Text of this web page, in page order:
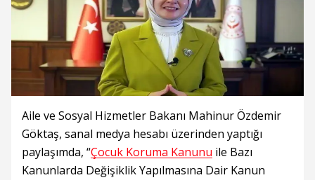
Aile ve Sosyal Hizmetler Bakanı Mahinur Özdemir
Göktaş, sanal medya hesabı üzerinden yaptığı
paylaşımda, “Çocuk Koruma Kanunu ile Bazı
Kanunlarda Değişiklik Yapılmasına Dair Kanun